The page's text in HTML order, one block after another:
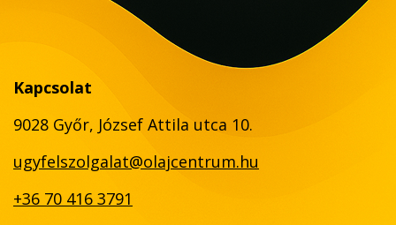
Kapcsolat
9028 Győr, József Attila utca 10.
ugyfelszolgalat@olajcentrum.hu
+36 70 416 3791